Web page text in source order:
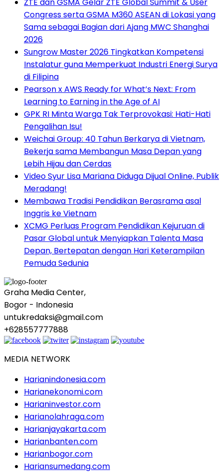
Congress serta GSMA M360 ASEAN di Lokasi yang
Sama sebagai Bagian dari Ajang MWC Shanghai
2026
Sungrow Master 2026 Tingkatkan Kompetensi
Instalatur guna Memperkuat Industri Energi Surya
di Filipina
Pearson x AWS Ready for What’s Next: From
Learning to Earning in the Age of AI
GPK RI Minta Warga Tak Terprovokasi: Hati-Hati
Pengalihan Isu!
Weichai Group: 40 Tahun Berkarya di Vietnam,
Bekerja sama Membangun Masa Depan yang
Lebih Hijau dan Cerdas
Video Syur Lisa Mariana Diduga Dijual Online, Publik
Meradang!
Membawa Tradisi Pendidikan Berasrama asal
Inggris ke Vietnam
XCMG Perluas Program Pendidikan Kejuruan di
Pasar Global untuk Menyiapkan Talenta Masa
Depan, Bertepatan dengan Hari Keterampilan
Pemuda Sedunia
Graha Media Center,
Bogor - Indonesia
untukredaksi@gmail.com
+628557777888
MEDIA NETWORK
Harianindonesia.com
Harianekonomi.com
Harianinvestor.com
Harianolahraga.com
Harianjayakarta.com
Harianbanten.com
Harianbogor.com
Hariansumedang.com